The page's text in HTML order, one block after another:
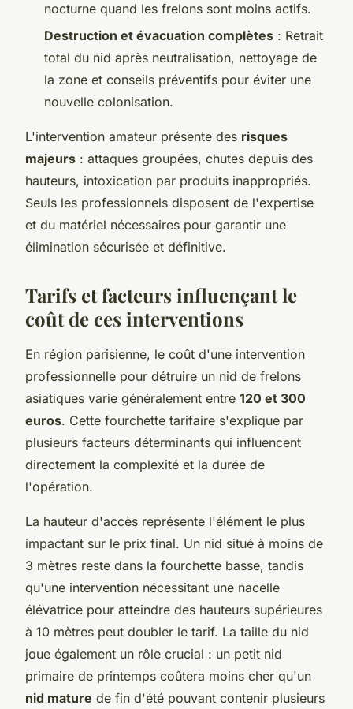
nocturne quand les frelons sont moins actifs.
Destruction et évacuation complètes : Retrait
total du nid après neutralisation, nettoyage de
la zone et conseils préventifs pour éviter une
nouvelle colonisation.
L'intervention amateur présente des risques
majeurs : attaques groupées, chutes depuis des
hauteurs, intoxication par produits inappropriés.
Seuls les professionnels disposent de l'expertise
et du matériel nécessaires pour garantir une
élimination sécurisée et définitive.
Tarifs et facteurs influençant le
coût de ces interventions
En région parisienne, le coût d'une intervention
professionnelle pour détruire un nid de frelons
asiatiques varie généralement entre 120 et 300
euros. Cette fourchette tarifaire s'explique par
plusieurs facteurs déterminants qui influencent
directement la complexité et la durée de
l'opération.
La hauteur d'accès représente l'élément le plus
impactant sur le prix final. Un nid situé à moins de
3 mètres reste dans la fourchette basse, tandis
qu'une intervention nécessitant une nacelle
élévatrice pour atteindre des hauteurs supérieures
à 10 mètres peut doubler le tarif. La taille du nid
joue également un rôle crucial : un petit nid
primaire de printemps coûtera moins cher qu'un
nid mature de fin d'été pouvant contenir plusieurs